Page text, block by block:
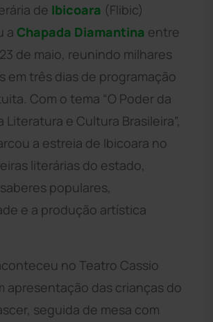
de Ibicoara (Flibic)
a Chapada Diamantina entre
de maio, reunindo milhares
em três dias de programação
Com o tema “O Poder da
Literatura e Cultura Brasileira”,
a estreia de Ibicoara no
literárias do estado,
populares,
e a produção artística
no Teatro Cassio
apresentação das crianças do
seguida de mesa com